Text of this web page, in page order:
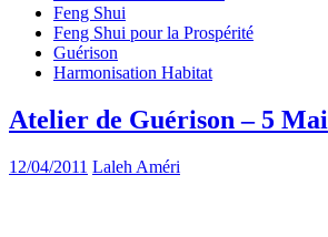
Feng Shui
Feng Shui pour la Prospérité
Guérison
Harmonisation Habitat
Atelier de Guérison – 5 Mai
12/04/2011 Laleh Améri